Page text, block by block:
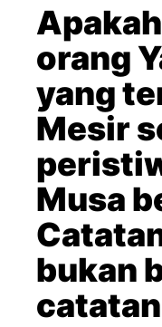
a
r
c
h
orang
yang
Mesir
Musa
bukan